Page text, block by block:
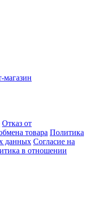
магазин
Отказ от
товара Политика
данных Согласие на
в отношении